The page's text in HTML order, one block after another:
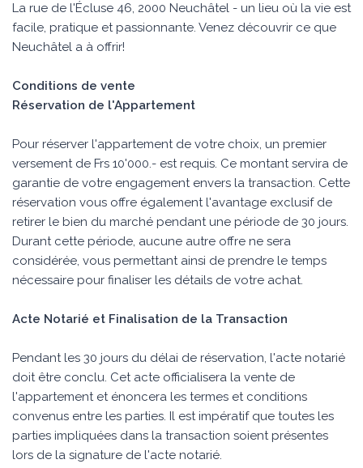
La rue de l'Écluse 46, 2000 Neuchâtel - un lieu où la vie est
facile, pratique et passionnante. Venez découvrir ce que
Neuchâtel a à offrir!
Conditions de vente
Réservation de l'Appartement
Pour réserver l'appartement de votre choix, un premier
versement de Frs 10'000.- est requis. Ce montant servira de
garantie de votre engagement envers la transaction. Cette
réservation vous offre également l'avantage exclusif de
retirer le bien du marché pendant une période de 30 jours.
Durant cette période, aucune autre offre ne sera
considérée, vous permettant ainsi de prendre le temps
nécessaire pour finaliser les détails de votre achat.
Acte Notarié et Finalisation de la Transaction
Pendant les 30 jours du délai de réservation, l'acte notarié
doit être conclu. Cet acte officialisera la vente de
l'appartement et énoncera les termes et conditions
convenus entre les parties. Il est impératif que toutes les
parties impliquées dans la transaction soient présentes
lors de la signature de l'acte notarié.